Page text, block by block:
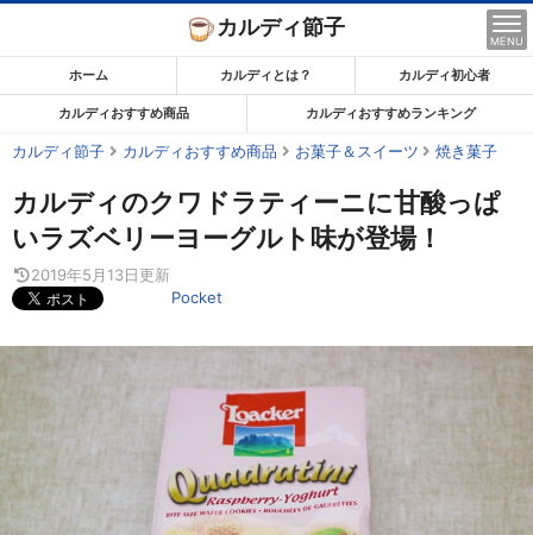
ン
ま
で
ス
キ
ッ
プ
す
カルディ節子
MENU
ホーム カルディとは？ カルディ初心者
カルディおすすめ商品 カルディおすすめランキング
カルディ節子 カルディおすすめ商品 お菓子＆スイーツ 焼き菓子
カルディのクワドラティーニに甘酸っぱ
いラズベリーヨーグルト味が登場！
2019年5月13日更新
Pocket